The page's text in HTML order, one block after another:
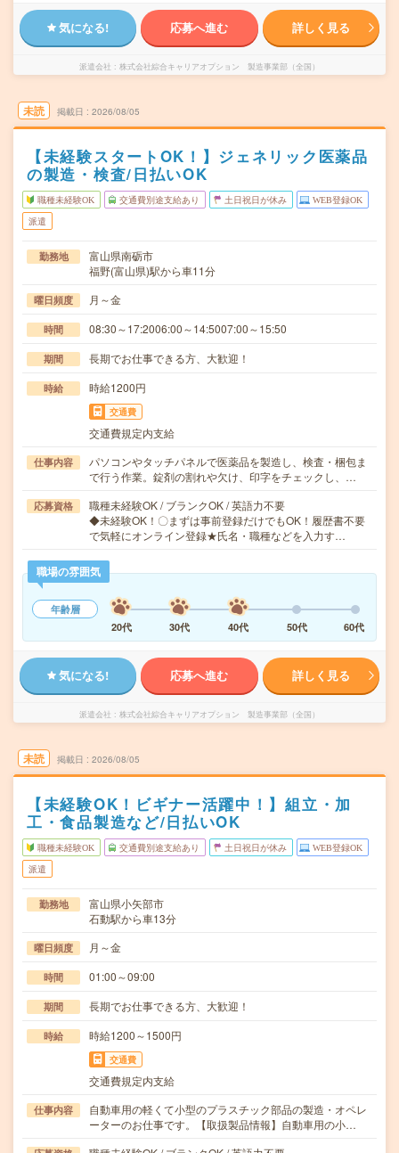
気になる! 応募へ進む 詳しく見る
派遣会社 株式会社綜合キャリアオプション 製造事業部（全国）
未読 掲載日 2026/08/05
【未経験スタートOK！】ジェネリック医薬品
の製造・検査/日払いOK
職種未経験OK 交通費別途支給あり 土日祝日が休み WEB登録OK
派遣
勤務地
富山県南砺市
福野(富山県)駅から車11分
曜日頻度 月～金
時間 08:30～17:2006:00～14:5007:00～15:50
期間 長期でお仕事できる方、大歓迎！
時給 時給1200円
交通費
交通費規定内支給
仕事内容
パソコンやタッチパネルで医薬品を製造し、検査・梱包ま
で行う作業。錠剤の割れや欠け、印字をチェックし、…
応募資格
職種未経験OK / ブランクOK / 英語力不要
◆未経験OK！〇まずは事前登録だけでもOK！履歴書不要
で気軽にオンライン登録★氏名・職種などを入力す…
職場の雰囲気
年齢層
20代
30代 40代 50代 60代
気になる! 応募へ進む 詳しく見る
派遣会社 株式会社綜合キャリアオプション 製造事業部（全国）
未読 掲載日 2026/08/05
【未経験OK！ビギナー活躍中！】組立・加
工・食品製造など/日払いOK
職種未経験OK 交通費別途支給あり 土日祝日が休み WEB登録OK
派遣
勤務地
富山県小矢部市
石動駅から車13分
曜日頻度 月～金
時間 01:00～09:00
期間 長期でお仕事できる方、大歓迎！
時給 時給1200～1500円
交通費
交通費規定内支給
仕事内容
自動車用の軽くて小型のプラスチック部品の製造・オペレ
ーターのお仕事です。【取扱製品情報】自動車用の小…